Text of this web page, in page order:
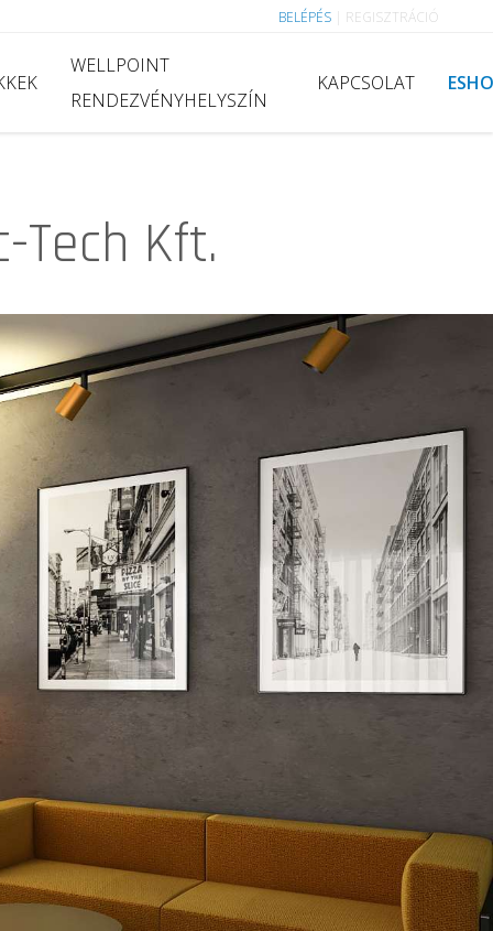
BELÉPÉS REGISZTRÁCIÓ
WELLPOINT
RENDEZVÉNYHELYSZÍN
KAPCSOLAT
Tech Kft.